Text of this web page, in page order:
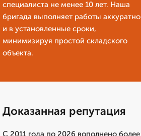
специалиста не менее 10 лет. Наша
бригада выполняет работы аккуратно
и в установленные сроки,
минимизируя простой складского
объекта.
Доказанная репутация
С 2011 года по 2026 вополнено более